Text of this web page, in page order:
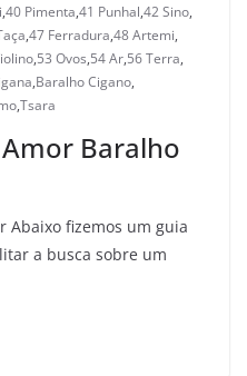
,40 Pimenta,41 Punhal,42 Sino,
,47 Ferradura,48 Artemi,
,53 Ovos,54 Ar,56 Terra,
,Baralho Cigano,
,Tsara
Baralho
Abaixo fizemos um guia
a busca sobre um